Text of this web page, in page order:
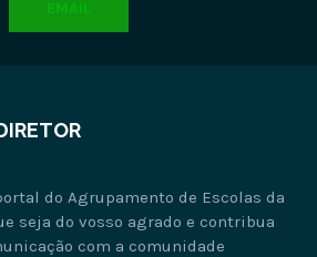
EMAIL
do Agrupamento de Escolas da
seja do vosso agrado e contribua
com a comunidade